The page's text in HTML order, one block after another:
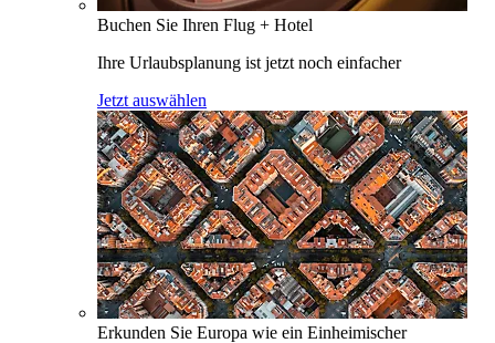
Buchen Sie Ihren Flug + Hotel
Ihre Urlaubsplanung ist jetzt noch einfacher
Jetzt auswählen
Erkunden Sie Europa wie ein Einheimischer